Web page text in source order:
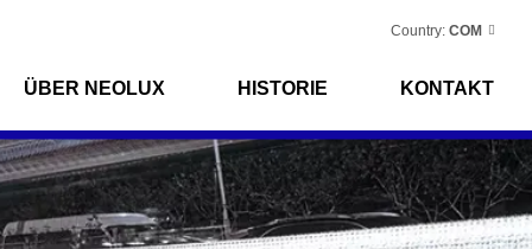
Country: COM
ÜBER NEOLUX HISTORIE KONTAKT